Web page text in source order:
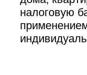
налоговую